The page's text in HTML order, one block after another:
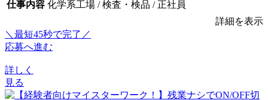
仕事内容 化学系工場 / 検査・検品 / 正社員
詳細を表示
＼最短45秒で完了／
応募へ進む
詳しく
見る